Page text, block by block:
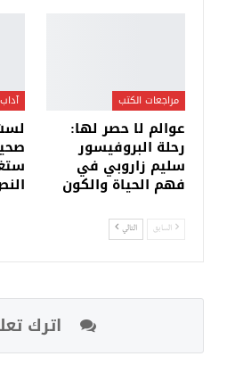
مراجعات الكتب
عوالم لا حصر لها:
رحلة البروفيسور
سليم زاروبي في
فهم الحياة والكون
السابق التالي
اترك